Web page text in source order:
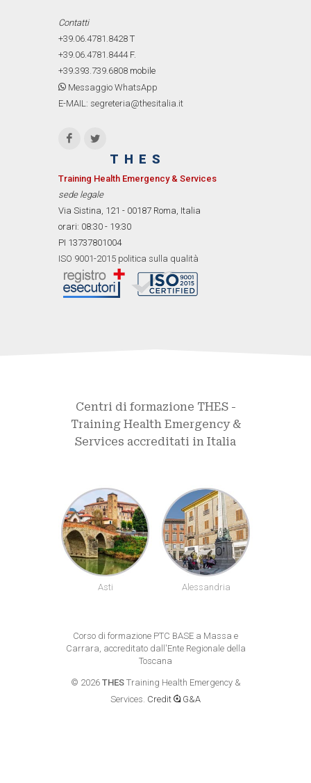
Contatti
+39.06.4781.8428 T
+39.06.4781.8444F.
+39.393.739.6808 mobile
Messaggio WhatsApp
E-MAIL: segreteria@thesitalia.it
THES
Training Health Emergency & Services
sede legale
Via Sistina, 121 - 00187 Roma, Italia
orari: 08:30 - 19:30
PI 13737801004
ISO 9001-2015 politica sulla qualità
Centri di formazione THES -
Training Health Emergency &
Services accreditati in Italia
Asti Alessandria
Corso di formazione PTC BASE a Massa e
Carrara, accreditato dall'Ente Regionale della
Toscana
© 2026 THESTraining Health Emergency &
Services. Credit G&A